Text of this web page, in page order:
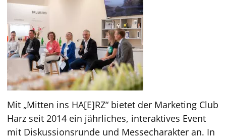
Mit „Mitten ins HA[E]RZ“ bietet der Marketing Club
Harz seit 2014 ein jährliches, interaktives Event
mit Diskussionsrunde und Messecharakter an. In